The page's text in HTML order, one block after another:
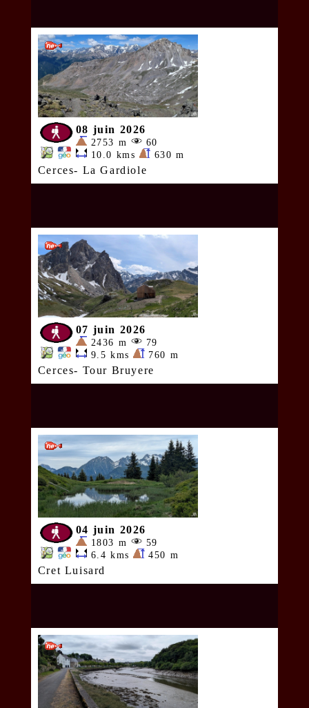
08 juin 2026
2753 m
60
10.0 kms
630 m
Cerces- La Gardiole
07 juin 2026
2436 m
79
9.5 kms
760 m
Cerces- Tour Bruyere
04 juin 2026
1803 m
59
6.4 kms
450 m
Cret Luisard